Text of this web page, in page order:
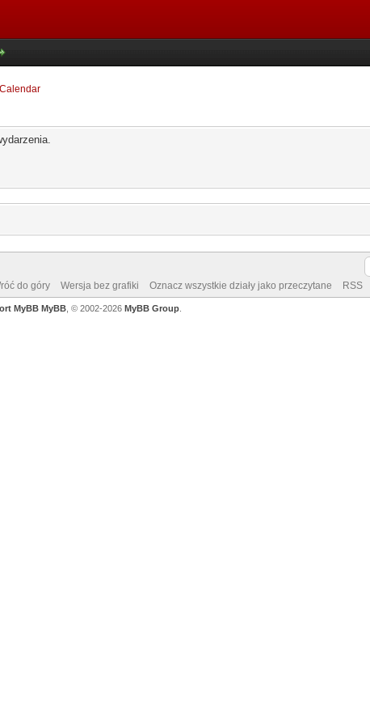
do góry Wersja bez grafiki Oznacz wszystkie działy jako przeczytane RSS
MyBB MyBB, © 2002-2026 MyBB Group.